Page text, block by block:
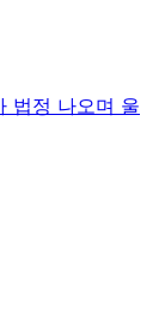
법정 나오며 울